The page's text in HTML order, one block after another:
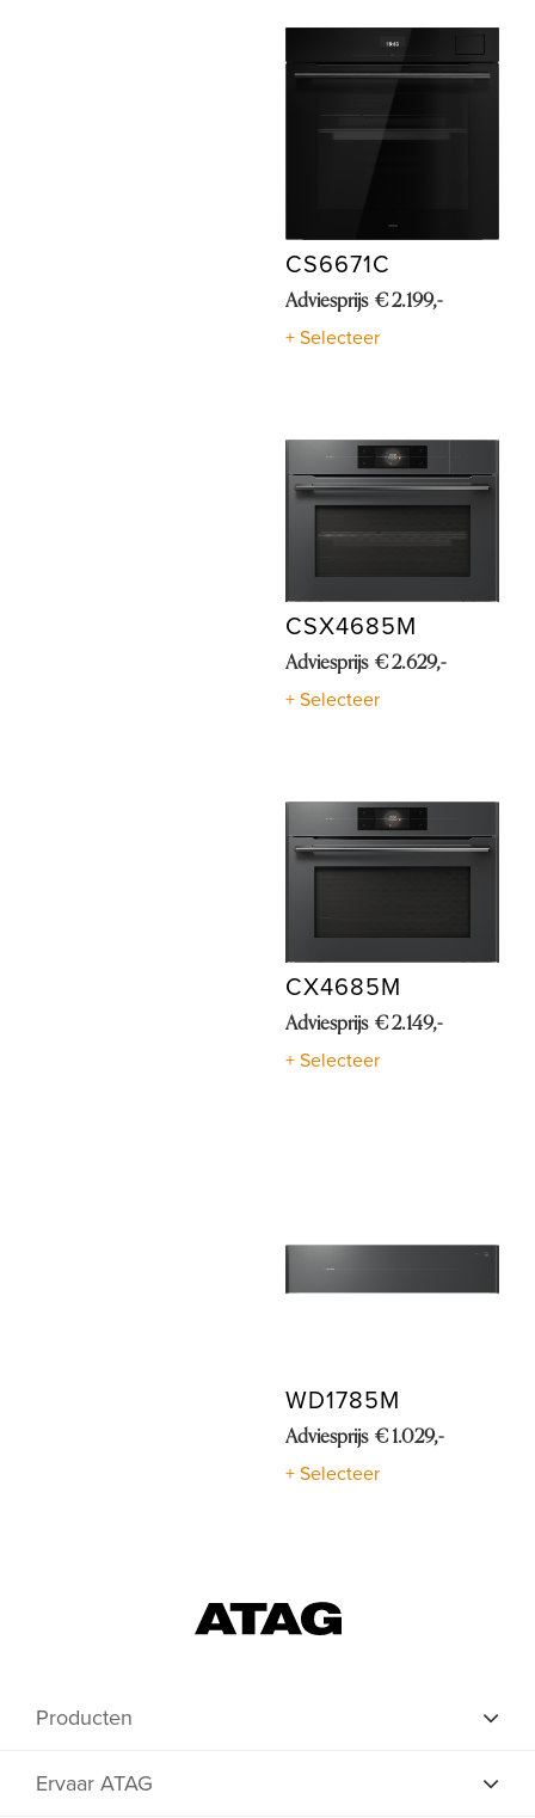
CS6671C
Adviesprijs € 2.199,-
+ Selecteer
CSX4685M
Adviesprijs € 2.629,-
+ Selecteer
CX4685M
Adviesprijs € 2.149,-
+ Selecteer
WD1785M
Adviesprijs € 1.029,-
+ Selecteer
Producten
Ervaar ATAG